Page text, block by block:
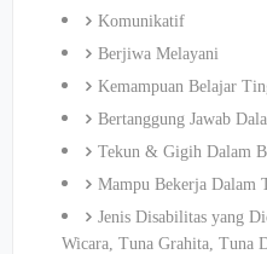
Komunikatif
Berjiwa Melayani
Kemampuan Belajar
Bertanggung Jawab
Tekun & Gigih Dalam
Mampu Bekerja Dalam
Jenis Disabilitas yang
Wicara, Tuna Grahita, Tuna